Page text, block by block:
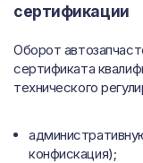
сертификации
Оборот
сертификата
технического
конфискация);